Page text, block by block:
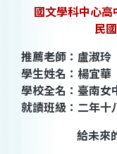
國文學科中心
民
推薦老師：盧淑玲
學生姓名：楊宜華
學校全名：臺南女
就讀班級：二年十
給未來